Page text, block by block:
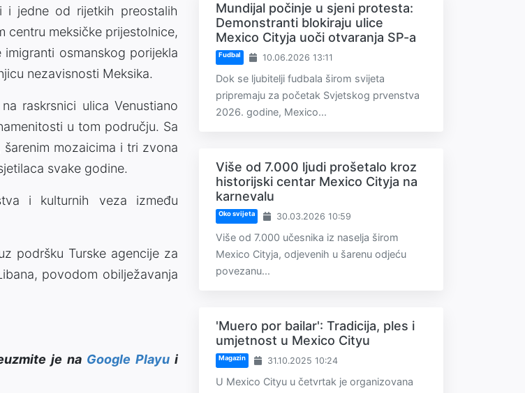
i jedne od rijetkih preostalih
centru meksičke prijestolnice,
osmanskog porijekla
nezavisnosti Meksika.
raskrsnici ulica Venustiano
u tom području. Sa
mozaicima i tri zvona
svake godine.
i kulturnih veza između
podršku Turske agencije za
povodom obilježavanja
je na Google Playui
Mundijal počinje u sjeni protesta:
Demonstranti blokiraju ulice
Mexico Cityja uoči otvaranja SP-a
Fudbal 10.06.2026 13:11
Dok se ljubitelji fudbala širom svijeta
pripremaju za početak Svjetskog prvenstva
2026. godine, Mexico...
Više od 7.000 ljudi prošetalo kroz
historijski centar Mexico Cityja na
karnevalu
Oko svijeta 30.03.2026 10:59
Više od 7.000 učesnika iz naselja širom
Mexico Cityja, odjevenih u šarenu odjeću
povezanu...
'Muero por bailar': Tradicija, ples i
umjetnost u Mexico Cityu
Magazin 31.10.2025 10:24
U Mexico Cityu u četvrtak je organizovana